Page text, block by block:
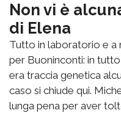
Non vi è
di Elena
Tutto in laboratorio e
per Buoninconti: in
era traccia genetica
caso si chiude qui.
lunga pena per aver